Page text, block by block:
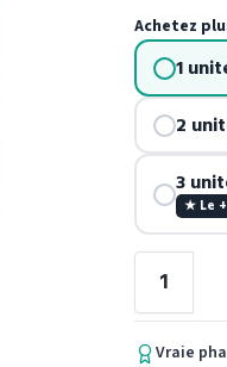
Achetez
1
2
3
★ Le
Vraie